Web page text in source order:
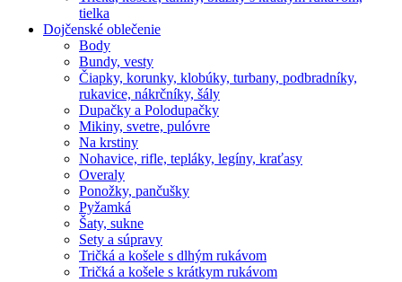
tielka
Dojčenské oblečenie
Body
Bundy, vesty
Čiapky, korunky, klobúky, turbany, podbradníky,
rukavice, nákrčníky, šály
Dupačky a Polodupačky
Mikiny, svetre, pulóvre
Na krstiny
Nohavice, rifle, tepláky, legíny, kraťasy
Overaly
Ponožky, pančušky
Pyžamká
Šaty, sukne
Sety a súpravy
Tričká a košele s dlhým rukávom
Tričká a košele s krátkym rukávom